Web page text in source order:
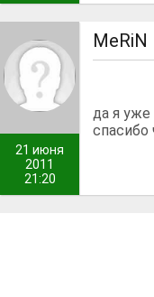
21 июня
2011
21:20
MeRiN
да я уже
спасибо